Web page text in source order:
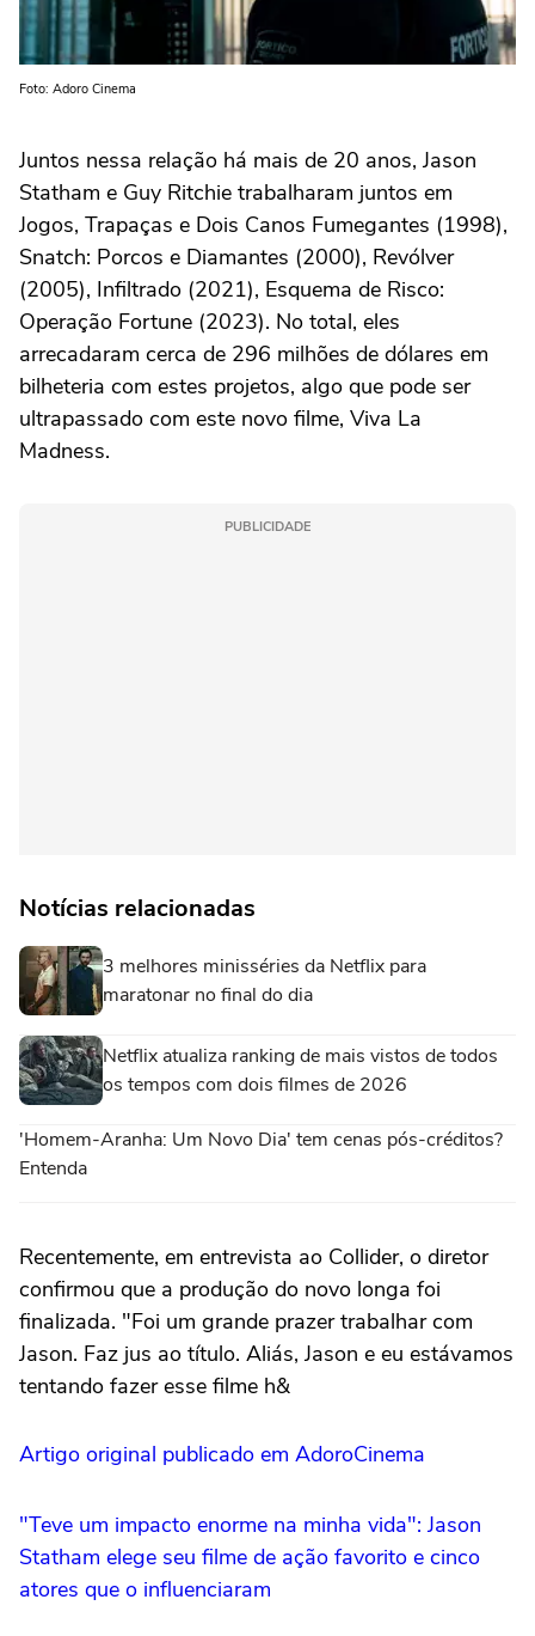
Foto: Adoro Cinema
Juntos nessa relação há mais de 20 anos, Jason
Statham e Guy Ritchie trabalharam juntos em
Jogos, Trapaças e Dois Canos Fumegantes (1998),
Snatch: Porcos e Diamantes (2000), Revólver
(2005), Infiltrado (2021), Esquema de Risco:
Operação Fortune (2023). No total, eles
arrecadaram cerca de 296 milhões de dólares em
bilheteria com estes projetos, algo que pode ser
ultrapassado com este novo filme, Viva La
Madness.
PUBLICIDADE
Notícias relacionadas
3 melhores minisséries da Netflix para
maratonar no final do dia
Netflix atualiza ranking de mais vistos de todos
os tempos com dois filmes de 2026
'Homem-Aranha: Um Novo Dia' tem cenas pós-créditos?
Entenda
Recentemente, em entrevista ao Collider, o diretor
confirmou que a produção do novo longa foi
finalizada. "Foi um grande prazer trabalhar com
Jason. Faz jus ao título. Aliás, Jason e eu estávamos
tentando fazer esse filme h&
Artigo original publicado em AdoroCinema
"Teve um impacto enorme na minha vida": Jason
Statham elege seu filme de ação favorito e cinco
atores que o influenciaram